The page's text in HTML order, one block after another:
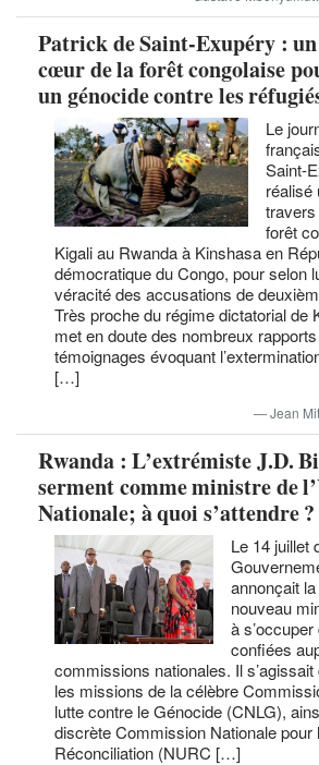
Patrick de Saint-Exupéry :
cœur de la forêt congolaise
un génocide contre les
Le
Saint-
réalisé
travers
forêt
Kigali au Rwanda à Kinshasa en
démocratique du Congo, pour selon
véracité des accusations de
Très proche du régime dictatorial de
met en doute des nombreux
témoignages évoquant
[…]
Jean
Rwanda : L’extrémiste J.D.
serment comme ministre de
Nationale; à quoi s’attendre ?
Le 14 juillet
annonçait
nouveau
à
confiées
commissions nationales. Il
les missions de la célèbre
lutte contre le Génocide (CNLG),
discrète Commission Nationale pour
Réconciliation (NURC […]